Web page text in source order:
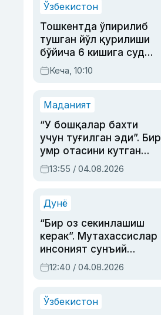
Ўзбекистон
Тошкентда ўпирилиб
тушган йўл қурилиши
бўйича 6 кишига суд
ҳукми ўқилди
Кеча, 10:10
Маданият
“У бошқалар бахти
учун туғилган эди”. Бир
умр отасини кутган
актриса ва дубльяж
устаси Римма
синовларга тўла ҳаёти
13:55 / 04.08.2026
Дунё
“Бир оз секинлашиш
керак”. Мутахассислар
инсоният сунъий
интеллектни бошқара
олмай қолишидан
12:40 / 04.08.2026
Ўзбекистон